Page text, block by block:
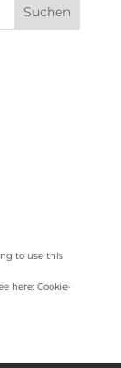
to use this
here: Cookie-